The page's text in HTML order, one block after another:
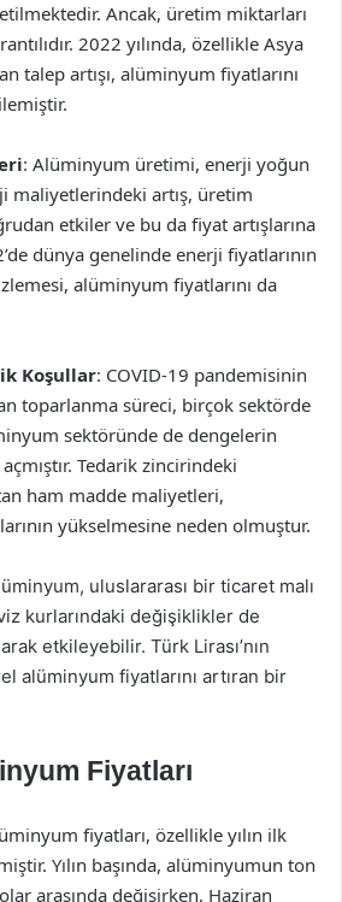
Ancak, üretim miktarları
2022 yılında, özellikle Asya
talep artışı, alüminyum fiyatlarını
: Alüminyum üretimi, enerji yoğun
maliyetlerindeki artış, üretim
etkiler ve bu da fiyat artışlarına
dünya genelinde enerji fiyatlarının
alüminyum fiyatlarını da
Koşullar: COVID-19 pandemisinin
toparlanma süreci, birçok sektörde
sektöründe de dengelerin
Tedarik zincirindeki
ham madde maliyetleri,
yükselmesine neden olmuştur.
uluslararası bir ticaret malı
kurlarındaki değişiklikler de
etkileyebilir. Türk Lirası’nın
alüminyum fiyatlarını artıran bir
Fiyatları
fiyatları, özellikle yılın ilk
Yılın başında, alüminyumun ton
arasında değişirken, Haziran